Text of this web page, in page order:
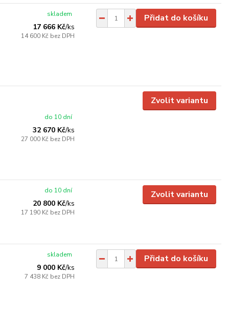
17 666 Kč/ks
14 600 Kč bez DPH
skladem Přidat do košíku
32 670 Kč/ks
27 000 Kč bez DPH
do 10 dní
Zvolit variantu
20 800 Kč/ks
17 190 Kč bez DPH
do 10 dní Zvolit variantu
9 000 Kč/ks
7 438 Kč bez DPH
skladem Přidat do košíku